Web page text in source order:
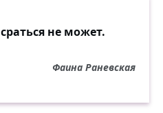
не может.
Фаина Раневская